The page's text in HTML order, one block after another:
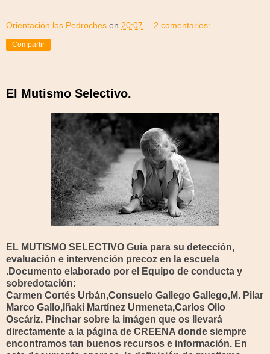
Orientación los Pedroches en 20:07 2 comentarios:
Compartir
El Mutismo Selectivo.
EL MUTISMO SELECTIVO Guía para su detección,
evaluación e intervención precoz en la escuela
.Documento elaborado por el Equipo de conducta y
sobredotación:
Carmen Cortés Urbán,Consuelo Gallego Gallego,M. Pilar
Marco Gallo,Iñaki Martínez Urmeneta,Carlos Ollo
Oscáriz. Pinchar sobre la imágen que os llevará
directamente a la página de CREENA donde siempre
encontramos tan buenos recursos e información. En